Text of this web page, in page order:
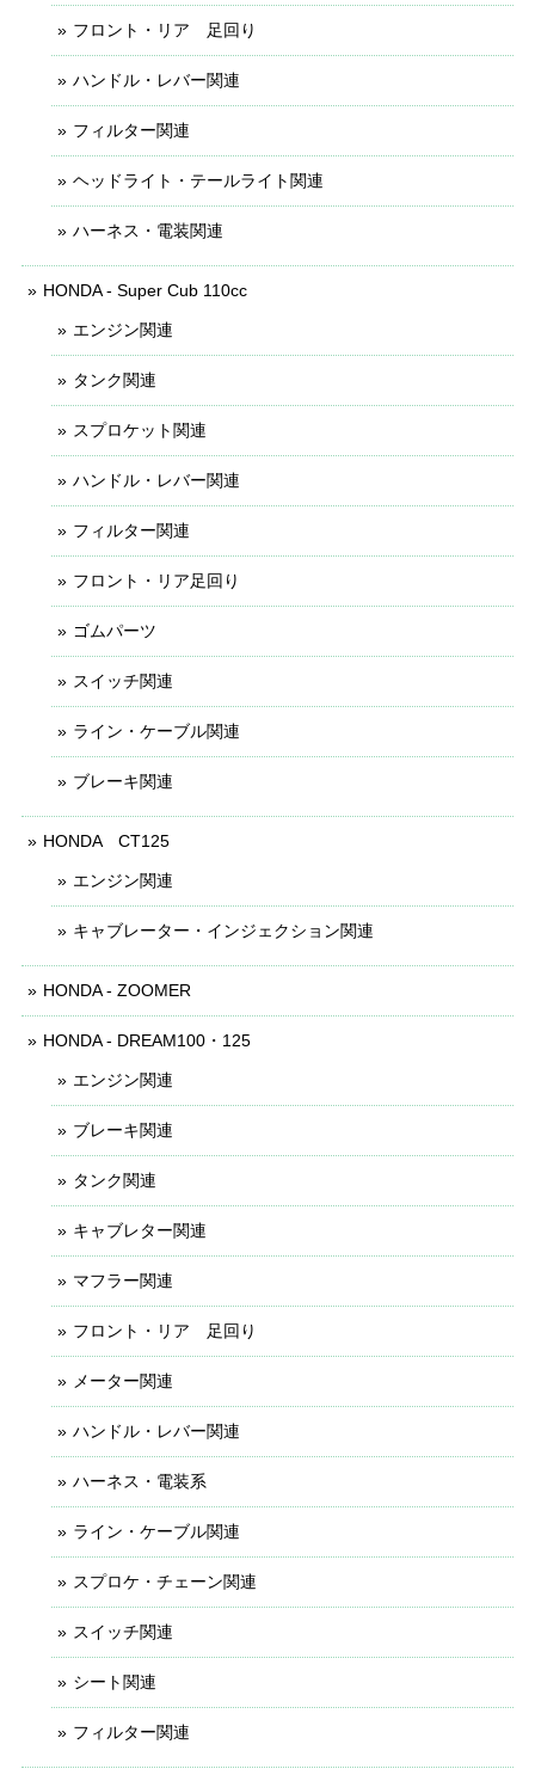
フロント・リア 足回り
ハンドル・レバー関連
フィルター関連
ヘッドライト・テールライト関連
ハーネス・電装関連
HONDA - Super Cub 110cc
エンジン関連
タンク関連
スプロケット関連
ハンドル・レバー関連
フィルター関連
フロント・リア足回り
ゴムパーツ
スイッチ関連
ライン・ケーブル関連
ブレーキ関連
HONDA CT125
エンジン関連
キャブレーター・インジェクション関連
HONDA - ZOOMER
HONDA - DREAM100・125
エンジン関連
ブレーキ関連
タンク関連
キャブレター関連
マフラー関連
フロント・リア 足回り
メーター関連
ハンドル・レバー関連
ハーネス・電装系
ライン・ケーブル関連
スプロケ・チェーン関連
スイッチ関連
シート関連
フィルター関連